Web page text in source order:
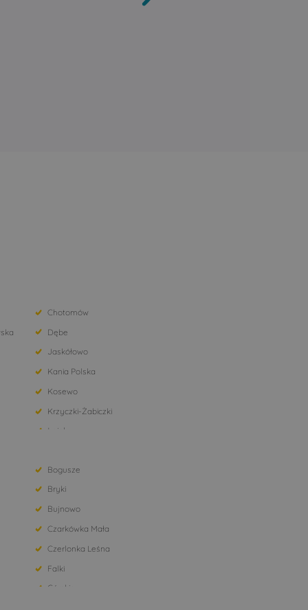
Chotomów
Dębe
Jaskółowo
Kania Polska
Kosewo
Krzyczki-Żabiczki
Łajsk
Nowy Dwór Mazowiecki
Piaseczno
Pomiechowo
Rembelszczyzna
Stanisławów Pierwszy
Wieliszew
Wołomin
Bogusze
Bryki
Bujnowo
Czarkówka Mała
Czerlonka Leśna
Falki
Górskie